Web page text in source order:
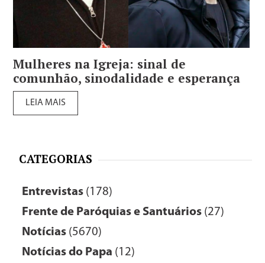
Mulheres na Igreja: sinal de
comunhão, sinodalidade e esperança
LEIA MAIS
CATEGORIAS
Entrevistas (178)
Frente de Paróquias e Santuários (27)
Notícias (5670)
Notícias do Papa (12)